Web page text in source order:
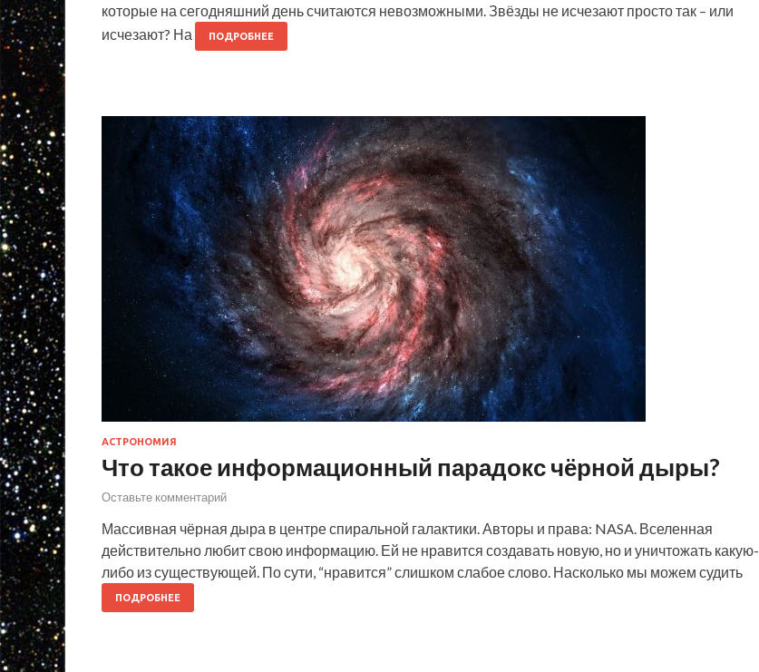
которые на сегодняшний день считаются невозможными. Звёзды не исчезают просто так – или
исчезают? На
ПОДРОБНЕЕ
АСТРОНОМИЯ
Что такое информационный парадокс чёрной дыры?
Оставьте комментарий
Массивная чёрная дыра в центре спиральной галактики. Авторы и права: NASA. Вселенная
действительно любит свою информацию. Ей не нравится создавать новую, но и уничтожать какую-
либо из существующей. По сути, “нравится” слишком слабое слово. Насколько мы можем судить
ПОДРОБНЕЕ